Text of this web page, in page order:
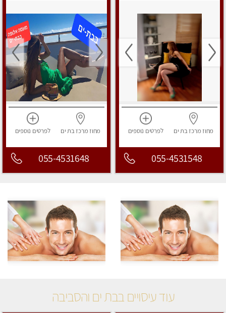
מחוז מרכזבת ים לפרטים נוספים
055-4531548
מחוז מרכזבת ים לפרטים נוספים
055-4531648
עוד עיסויים בבת ים והסביבה